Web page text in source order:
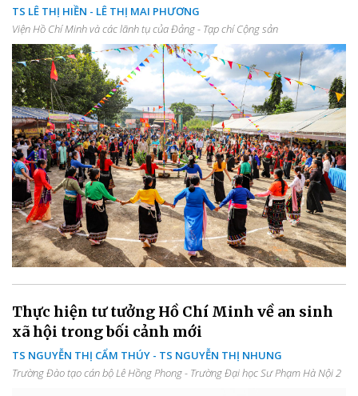
TS LÊ THỊ HIỀN - LÊ THỊ MAI PHƯƠNG
Viện Hồ Chí Minh và các lãnh tụ của Đảng - Tạp chí Cộng sản
Thực hiện tư tưởng Hồ Chí Minh về an sinh
xã hội trong bối cảnh mới
TS NGUYỄN THỊ CẨM THÚY - TS NGUYỄN THỊ NHUNG
Trường Đào tạo cán bộ Lê Hồng Phong - Trường Đại học Sư Phạm Hà Nội 2